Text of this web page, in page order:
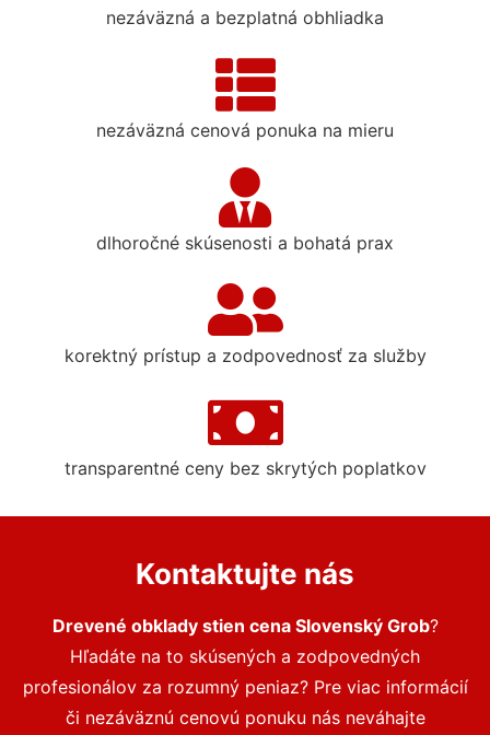
nezáväzná a bezplatná obhliadka
nezáväzná cenová ponuka na mieru
dlhoročné skúsenosti a bohatá prax
korektný prístup a zodpovednosť za služby
transparentné ceny bez skrytých poplatkov
Kontaktujte nás
Drevené obklady stien cena Slovenský Grob?
Hľadáte na to skúsených a zodpovedných
profesionálov za rozumný peniaz? Pre viac informácií
či nezáväznú cenovú ponuku nás neváhajte